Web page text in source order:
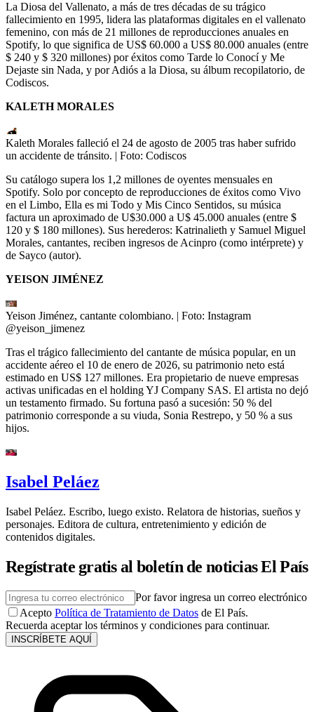
La Diosa del Vallenato, a más de tres décadas de su trágico
fallecimiento en 1995, lidera las plataformas digitales en el vallenato
femenino, con más de 21 millones de reproducciones anuales en
Spotify, lo que significa de US$ 60.000 a US$ 80.000 anuales (entre
$ 240 y $ 320 millones) por éxitos como Tarde lo Conocí y Me
Dejaste sin Nada, y por Adiós a la Diosa, su álbum recopilatorio, de
Codiscos.
KALETH MORALES
Kaleth Morales falleció el 24 de agosto de 2005 tras haber sufrido
un accidente de tránsito. | Foto: Codiscos
Su catálogo supera los 1,2 millones de oyentes mensuales en
Spotify. Solo por concepto de reproducciones de éxitos como Vivo
en el Limbo, Ella es mi Todo y Mis Cinco Sentidos, su música
factura un aproximado de U$30.000 a U$ 45.000 anuales (entre $
120 y $ 180 millones). Sus herederos: Katrinalieth y Samuel Miguel
Morales, cantantes, reciben ingresos de Acinpro (como intérprete) y
de Sayco (autor).
YEISON JIMÉNEZ
Yeison Jiménez, cantante colombiano. | Foto: Instagram
@yeison_jimenez
Tras el trágico fallecimiento del cantante de música popular, en un
accidente aéreo el 10 de enero de 2026, su patrimonio neto está
estimado en US$ 127 millones. Era propietario de nueve empresas
activas unificadas en el holding YJ Company SAS. El artista no dejó
un testamento firmado. Su fortuna pasó a sucesión: 50 % del
patrimonio corresponde a su viuda, Sonia Restrepo, y 50 % a sus
hijos.
Isabel Peláez
Isabel Peláez. Escribo, luego existo. Relatora de historias, sueños y
personajes. Editora de cultura, entretenimiento y edición de
contenidos digitales.
Regístrate gratis al boletín de noticias El País
Por favor ingresa un correo electrónico
Acepto Política de Tratamiento de Datos de El País.
Recuerda aceptar los términos y condiciones para continuar.
INSCRÍBETE AQUÍ